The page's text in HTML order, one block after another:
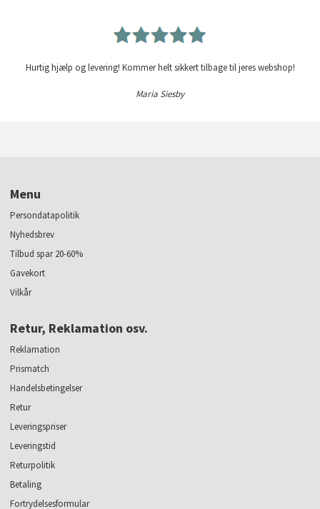
Hurtig hjælp og levering! Kommer helt sikkert tilbage til jeres webshop!
Maria Siesby
Menu
Persondatapolitik
Nyhedsbrev
Tilbud spar 20-60%
Gavekort
Vilkår
Retur, Reklamation osv.
Reklamation
Prismatch
Handelsbetingelser
Retur
Leveringspriser
Leveringstid
Returpolitik
Betaling
Fortrydelsesformular